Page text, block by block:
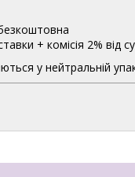
+ комісія 2% від
у нейтральній